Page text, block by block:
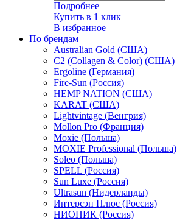
Подробнее
Купить в 1 клик
В избранное
По брендам
Australian Gold (США)
C2 (Collagen & Color) (США)
Ergoline (Германия)
Fire-Sun (Россия)
HEMP NATION (США)
KARAT (США)
Lightvintage (Венгрия)
Mollon Pro (Франция)
Moxie (Польша)
MOXIE Professional (Польша)
Soleo (Польша)
SPELL (Россия)
Sun Luxe (Россия)
Ultrasun (Нидерланды)
Интерсэн Плюс (Россия)
НИОПИК (Россия)